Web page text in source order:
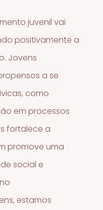
juvenil vai
positivamente a
Jovens
a se
como
em processos
fortalece a
promove uma
social e
estamos